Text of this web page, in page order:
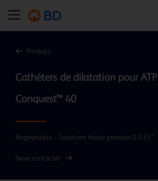
Produits
Cathéters de dilatation pour ATP
Conquest™ 40
Angioplastie – Solutions haute pression 0,035"
Nous contacter